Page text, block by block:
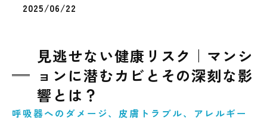
2025/06/22
見逃せない健康リスク｜マンシ
ョンに潜むカビとその深刻な影
響とは？
呼吸器へのダメージ、皮膚トラブル、アレルギー